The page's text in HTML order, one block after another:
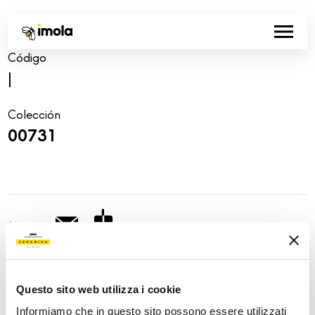
Questo sito web utilizza i cookie
Informiamo che in questo sito possono essere utilizzati
Código
Colección
00731
Share: